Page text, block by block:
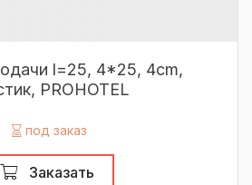
l=25, 4*25, 4cm,
PROHOTEL
под заказ
Заказать